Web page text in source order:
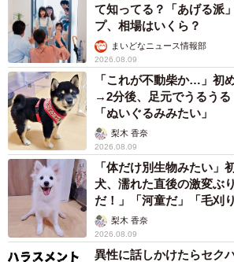
て知ってる？「あげる派
プ、相場はいくら？
まいどなニュース情報部
2026.08.09
「これが不動柴か…」初
→2分後、足元でうるう
「ぬいぐるみみたい」
梨木 香奈
2026.08.09
「体だけ別生物みたい」
犬、濡れた直後の激変ぶ
だ！」「河童だ」「毛刈
梨木 香奈
2026.08.09
異性に話しかけたらセク